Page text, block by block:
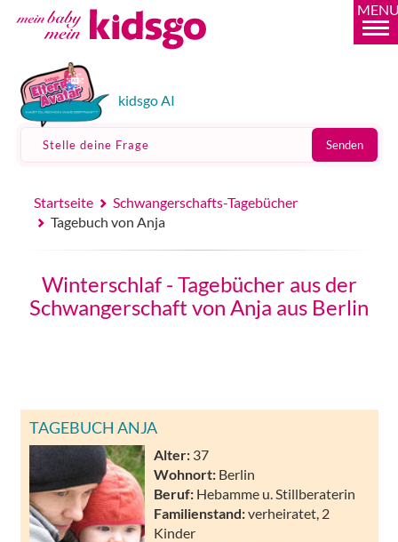
kidsgo AI
Stelle deine Frage Senden
Startseite
Schwangerschafts-Tagebücher
Tagebuch von Anja
Winterschlaf - Tagebücher aus der
Schwangerschaft von Anja aus Berlin
TAGEBUCH ANJA
Alter: 37
Wohnort: Berlin
Beruf: Hebamme u. Stillberaterin
Familienstand:verheiratet, 2
Kinder